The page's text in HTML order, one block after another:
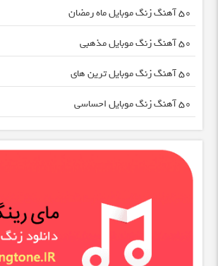
50 آهنگ زنگ موبایل ماه رمضان
50 آهنگ زنگ موبایل مذهبی
50 آهنگ زنگ موبایل ترین های
50 آهنگ زنگ موبایل احساسی